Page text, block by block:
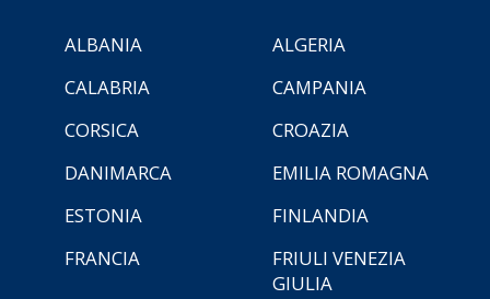
ALBANIA
ALGERIA
CALABRIA
CAMPANIA
CORSICA
CROAZIA
DANIMARCA
EMILIA ROMAGNA
ESTONIA
FINLANDIA
FRANCIA
FRIULI VENEZIA
GIULIA